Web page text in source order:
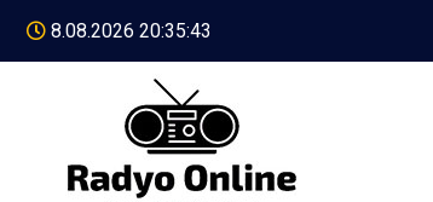
8.08.2026 20:35:43